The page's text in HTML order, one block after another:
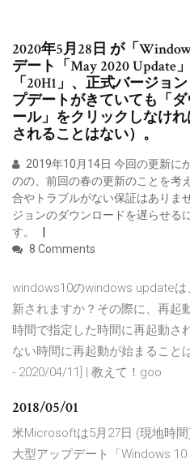
2020年5月28日 が「
デート「May 2020 Update
「20H1」、正式バージョ
プデートがきていても「
ール」をクリックしなけ
されることはない）。
2019年10月14日 今回の更新に
のの、前回の春の更新のことを考
合やトラブルがない保証はありま
ジョンのダウンロードを遅らせる
す。
8 Comments
windows10のwindows update
新されますか？その際に、再起
時間で指定した時間に再起動さ
ない時間に再起動が始まること
- 2020/04/11] | 教えて！goo
2018/05/01
米Microsoftは5月27日 (現地時
大型アップデート「Windows